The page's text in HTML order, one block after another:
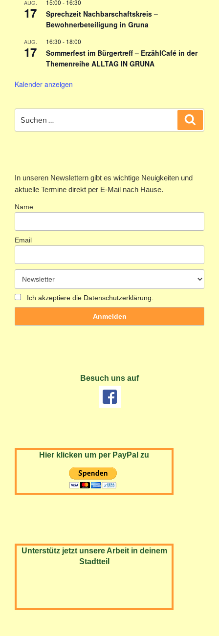
AUG.
17
15:00 - 16:30
Sprechzeit Nachbarschaftskreis –
Bewohnerbeteiligung in Gruna
AUG.
17
16:30 - 18:00
Sommerfest im Bürgertreff – ErzählCafé in der
Themenreihe ALLTAG IN GRUNA
Kalender anzeigen
nach:
In unseren Newslettern gibt es wichtige Neuigkeiten und
aktuelle Termine direkt per E-Mail nach Hause.
Name
Email
Ich akzeptiere die Datenschutzerklärung.
Besuch uns auf
Hier klicken um per PayPal zu
Unterstütz jetzt unsere Arbeit in deinem
Stadtteil